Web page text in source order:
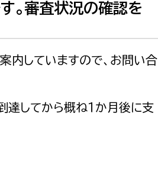
。審査状況の確認を
内していますので、お問い合
達してから概ね１か月後に支